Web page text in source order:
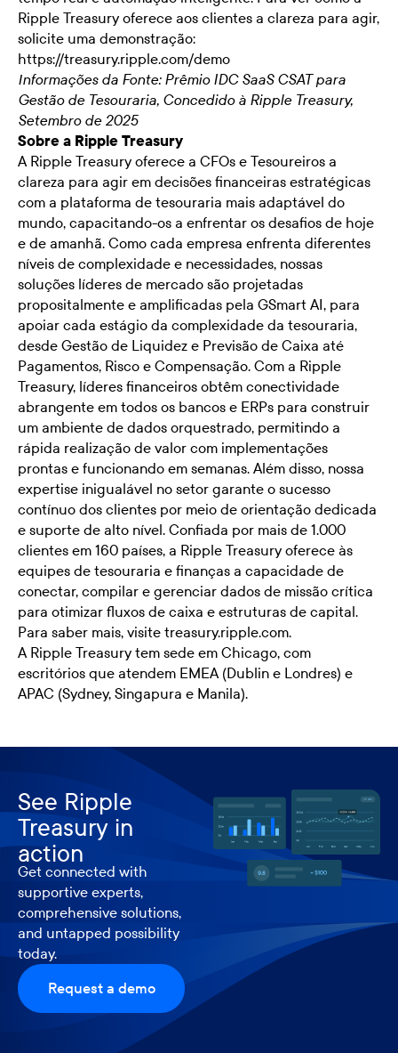
Ripple Treasury oferece aos clientes a clareza para agir,
solicite uma demonstração:
https://treasury.ripple.com/demo
Informações da Fonte: Prêmio IDC SaaS CSAT para
Gestão de Tesouraria, Concedido à Ripple Treasury,
Setembro de 2025
Sobre a Ripple Treasury
A Ripple Treasury oferece a CFOs e Tesoureiros a
clareza para agir em decisões financeiras estratégicas
com a plataforma de tesouraria mais adaptável do
mundo, capacitando-os a enfrentar os desafios de hoje
e de amanhã. Como cada empresa enfrenta diferentes
níveis de complexidade e necessidades, nossas
soluções líderes de mercado são projetadas
propositalmente e amplificadas pela GSmart AI, para
apoiar cada estágio da complexidade da tesouraria,
desde Gestão de Liquidez e Previsão de Caixa até
Pagamentos, Risco e Compensação. Com a Ripple
Treasury, líderes financeiros obtêm conectividade
abrangente em todos os bancos e ERPs para construir
um ambiente de dados orquestrado, permitindo a
rápida realização de valor com implementações
prontas e funcionando em semanas. Além disso, nossa
expertise inigualável no setor garante o sucesso
contínuo dos clientes por meio de orientação dedicada
e suporte de alto nível. Confiada por mais de 1.000
clientes em 160 países, a Ripple Treasury oferece às
equipes de tesouraria e finanças a capacidade de
conectar, compilar e gerenciar dados de missão crítica
para otimizar fluxos de caixa e estruturas de capital.
Para saber mais, visite treasury.ripple.com.
A Ripple Treasury tem sede em Chicago, com
escritórios que atendem EMEA (Dublin e Londres) e
APAC (Sydney, Singapura e Manila).
See Ripple
Treasury in
action
Get connected with
supportive experts,
comprehensive solutions,
and untapped possibility
today.
Request a demo